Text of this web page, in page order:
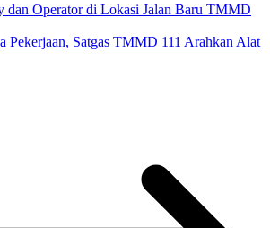
dan Operator di Lokasi Jalan Baru TMMD
Pekerjaan, Satgas TMMD 111 Arahkan Alat